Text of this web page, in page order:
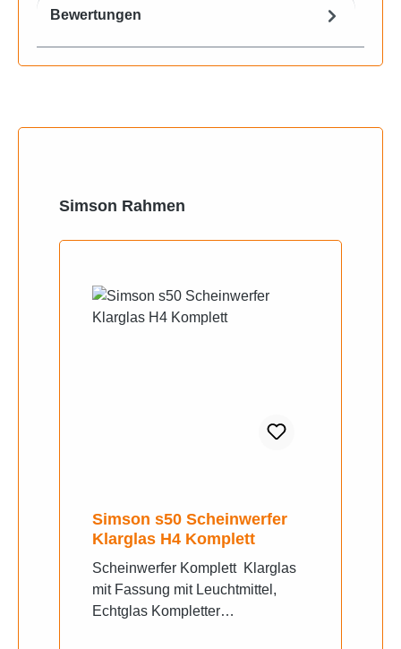
Bewertungen
Produktgalerie überspringen
Simson Rahmen
Simson s50 Scheinwerfer
Klarglas H4 Komplett
Scheinwerfer Komplett Klarglas
mit Fassung mit Leuchtmittel,
Echtglas Kompletter